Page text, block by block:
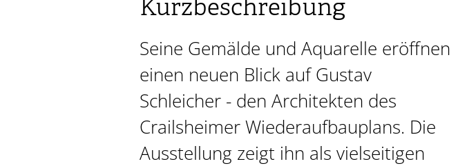
Kurzbeschreibung
Seine Gemälde und Aquarelle eröffnen
einen neuen Blick auf Gustav
Schleicher - den Architekten des
Crailsheimer Wiederaufbauplans. Die
Ausstellung zeigt ihn als vielseitigen